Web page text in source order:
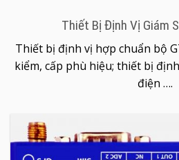
Thiết Bị Định Vị Giám
Thiết bị định vị hợp chuẩn bộ
kiểm, cấp phù hiệu; thiết bị